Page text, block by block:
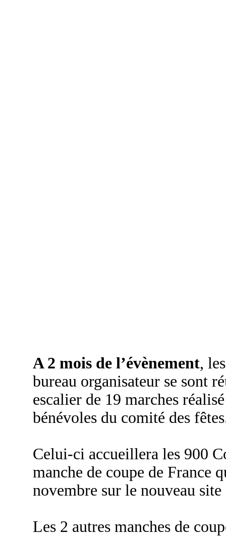
A 2 mois de l’évènement,
bureau organisateur se sont
escalier de 19 marches
bénévoles du comité des
Celui-ci accueillera les 900
manche de coupe de France
novembre sur le nouveau
Les 2 autres manches de